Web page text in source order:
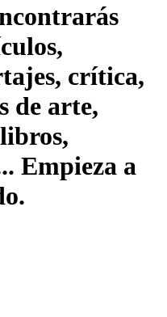
crítica,
de arte,
Empieza a